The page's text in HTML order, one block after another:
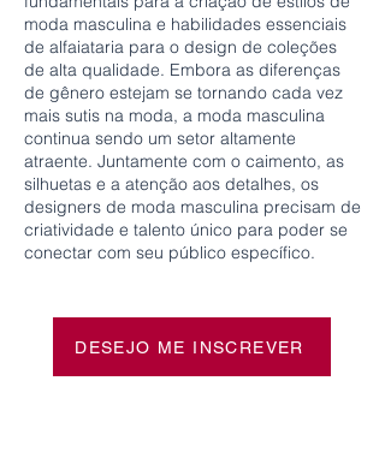
moda masculina e habilidades essenciais
de alfaiataria para o design de coleções
de alta qualidade. Embora as diferenças
de gênero estejam se tornando cada vez
mais sutis na moda, a moda masculina
continua sendo um setor altamente
atraente. Juntamente com o caimento, as
silhuetas e a atenção aos detalhes, os
designers de moda masculina precisam de
criatividade e talento único para poder se
conectar com seu público específico.
DESEJO ME INSCREVER